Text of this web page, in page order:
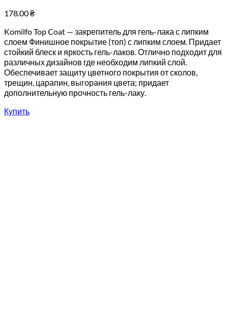
178.00₴
Komilfo Top Coat — закрепитель для гель-лака с липким
слоем Финишное покрытие (топ) с липким слоем. Придает
стойкий блеск и яркость гель-лаков. Отлично подходит для
различных дизайнов где необходим липкий слой.
Обеспечивает защиту цветного покрытия от сколов,
трещин, царапин, выгорания цвета; придает
дополнительную прочность гель-лаку.
Купить